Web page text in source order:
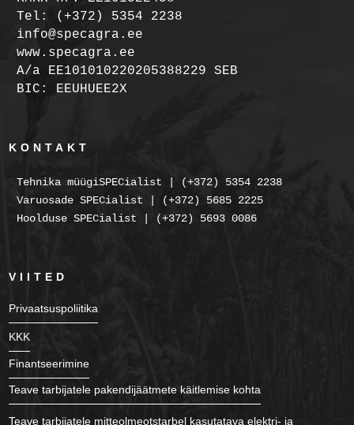
Tel: (+372) 5354 2238
info@specagra.ee
www.specagra.ee
A/a EE101010220205388229 SEB
BIC: EEUHUEE2X
KONTAKT
Tehnika müügiSPECialist | (+372) 5354 2238
Varuosade SPECialist | (+372) 5685 2225
Hoolduse SPECialist | (+372) 5693 0086
VIITED
Privaatsuspoliitika
KKK
Finantseerimine
Teave tarbijatele pakendijäätmete käitlemise kohta
Teave tarbijatele mitteolmeotstarbel kasutatava elektri- ja